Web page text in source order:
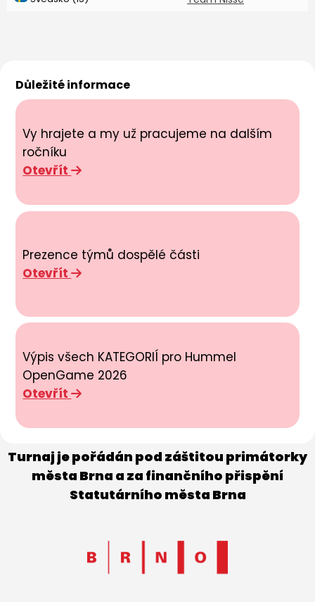
Důležité informace
Vy hrajete a my už pracujeme na dalším
ročníku
Otevřít
Prezence týmů dospělé části
Otevřít
Výpis všech KATEGORIÍ pro Hummel
OpenGame 2026
Otevřít
Turnaj je pořádán pod záštitou primátorky
města Brna a za finančního přispění
Statutárního města Brna